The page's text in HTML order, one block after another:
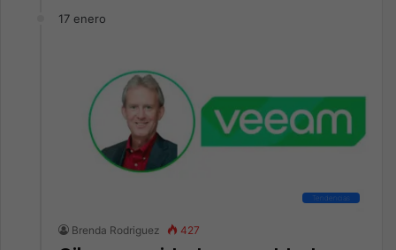
17 enero
Tendencias
Brenda Rodriguez 427